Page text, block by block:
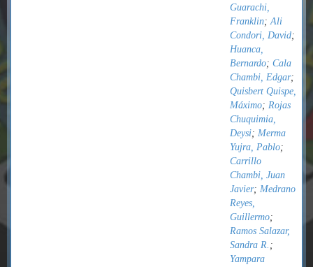
Guarachi,
Franklin;Ali
Condori, David;
Huanca,
Bernardo; Cala
Chambi, Edgar;
Quisbert Quispe,
Máximo; Rojas
Chuquimia,
Deysi; Merma
Yujra, Pablo;
Carrillo
Chambi, Juan
Javier; Medrano
Reyes,
Guillermo;
Ramos Salazar,
Sandra R. ;
Yampara